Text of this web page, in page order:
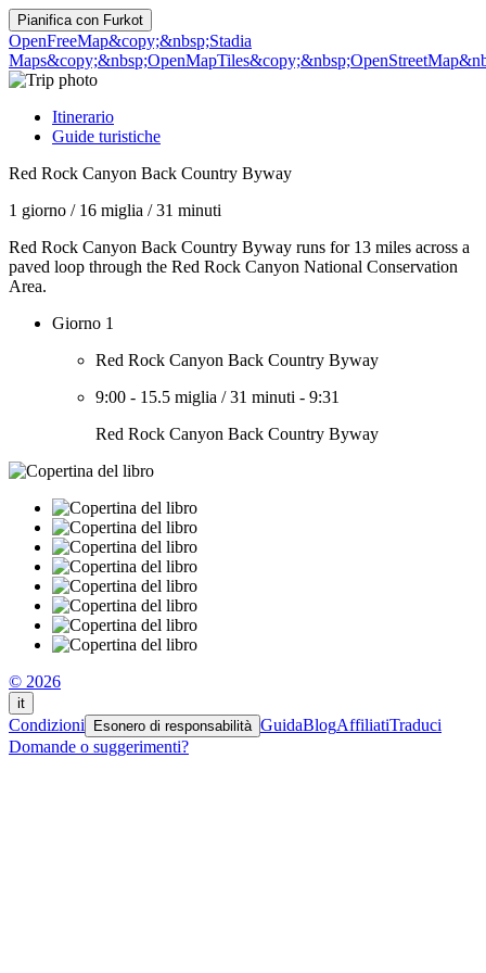
Pianifica con Furkot
OpenFreeMap&copy;&nbsp;Stadia
Maps&copy;&nbsp;OpenMapTiles
Itinerario
Guide turistiche
Red Rock Canyon Back Country Byway
1 giorno / 16 miglia /31 minuti
Red Rock Canyon Back Country Byway runs for 13 miles across a
paved loop through the Red Rock Canyon National Conservation
Area.
Giorno 1
Red Rock Canyon Back Country Byway
9:00 - 15.5 miglia /31 minuti - 9:31
Red Rock Canyon Back Country Byway
© 2026
it
Condizioni Esonero di responsabilità GuidaBlogAffiliatiTraduci
Domande o suggerimenti?